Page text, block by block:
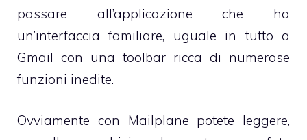
passare all’applicazione che ha
un’interfaccia familiare, uguale in tutto a
Gmail con una toolbar ricca di numerose
funzioni inedite.
Ovviamente con Mailplane potete leggere,